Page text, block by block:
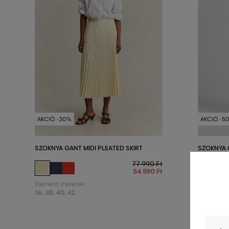
AKCIÓ -30%
SZOKNYA GANT MIDI PLEATED SKIRT
77 990 Ft
54 590 Ft
Elérhető méretek:
36, 38, 40, 42
AKCIÓ -
SZOKNYA